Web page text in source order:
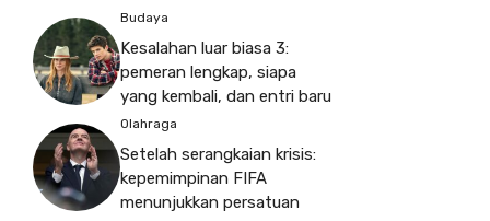
Budaya
Kesalahan luar biasa 3:
pemeran lengkap, siapa
yang kembali, dan entri baru
Olahraga
Setelah serangkaian krisis:
kepemimpinan FIFA
menunjukkan persatuan